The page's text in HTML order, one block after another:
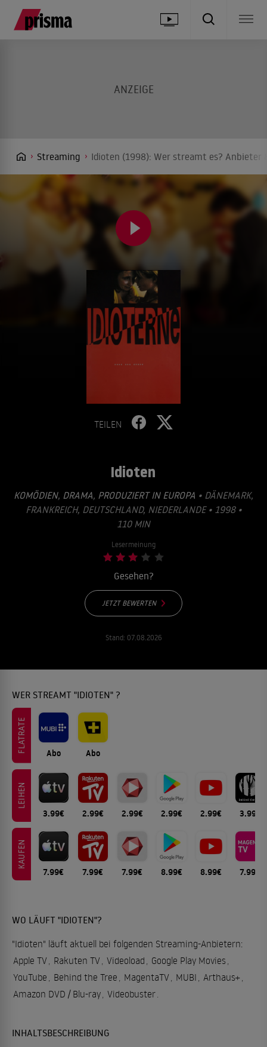
Streaming Idioten (1998): Wer streamt es? Anbieter
TEILEN
Idioten
KOMÖDIEN, DRAMA, PRODUZIERT IN EUROPA • DÄNEMARK,
FRANKREICH, DEUTSCHLAND, NIEDERLANDE • 1998 •
110 MIN
Lesermeinung
Gesehen?
JETZT BEWERTEN
Stand: 07.08.2026
WER STREAMT "IDIOTEN" ?
FLATRATE Abo Abo
LEIHEN
3.99€ 2.99€ 2.99€ 2.99€ 2.99€ 3.99€
KAUFEN
7.99€ 7.99€ 7.99€ 8.99€ 8.99€ 7.99€
WO LÄUFT "IDIOTEN"?
"Idioten" läuft aktuell bei folgenden Streaming-Anbietern:
Apple TV Rakuten TV Videoload Google Play Movies
YouTube
Behind the Tree MagentaTV MUBI Arthaus+
Amazon DVD / Blu-ray Videobuster
INHALTSBESCHREIBUNG